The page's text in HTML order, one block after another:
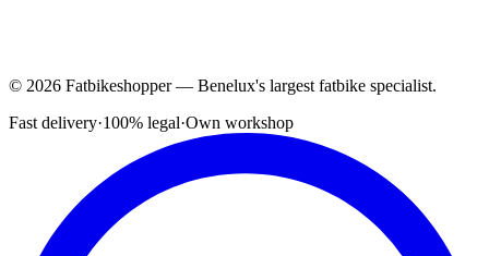
© 2026 Fatbikeshopper — Benelux's largest fatbike specialist.
Fast delivery·100% legal·Own workshop